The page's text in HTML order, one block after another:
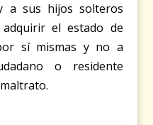
a sus hijos solteros
el estado de
sí mismas y no a
o residente